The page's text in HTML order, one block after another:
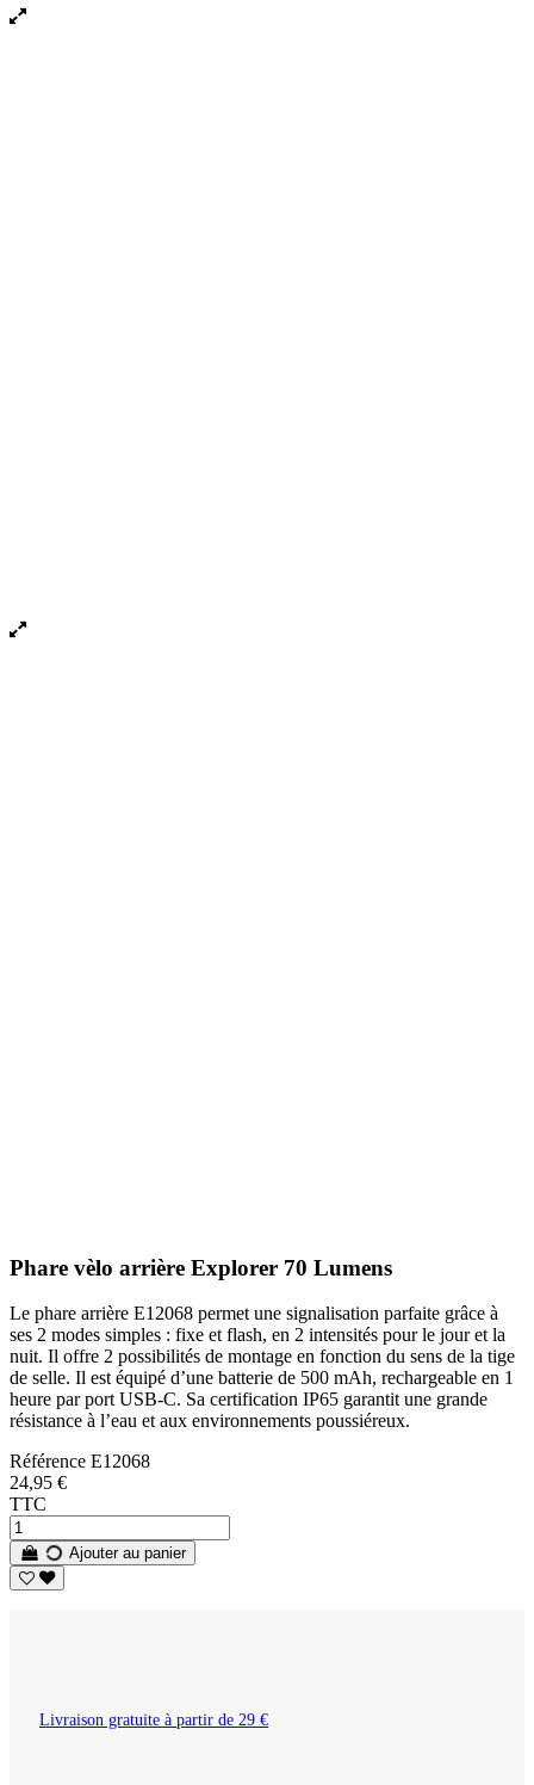
Phare vèlo arrière Explorer 70 Lumens
Le phare arrière E12068 permet une signalisation parfaite grâce à
ses 2 modes simples : fixe et flash, en 2 intensités pour le jour et la
nuit. Il offre 2 possibilités de montage en fonction du sens de la tige
de selle. Il est équipé d’une batterie de 500 mAh, rechargeable en 1
heure par port USB-C. Sa certification IP65 garantit une grande
résistance à l’eau et aux environnements poussiéreux.
Référence E12068
24,95 €
TTC
Ajouter au panier
Livraison gratuite à partir de 29 €